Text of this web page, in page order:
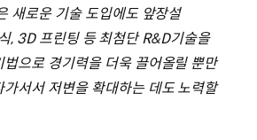
새로운 기술 도입에도 앞장설
, 3D 프린팅 등 최첨단 R&D기술을
으로 경기력을 더욱 끌어올릴 뿐만
서서 저변을 확대하는 데도 노력할